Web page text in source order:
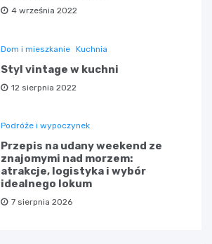
4 września 2022
Dom i mieszkanie Kuchnia
Styl vintage w kuchni
12 sierpnia 2022
Podróże i wypoczynek
Przepis na udany weekend ze
znajomymi nad morzem:
atrakcje, logistyka i wybór
idealnego lokum
7 sierpnia 2026